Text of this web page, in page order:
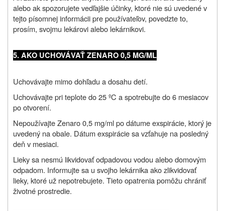
alebo ak spozorujete vedľajšie účinky, ktoré nie sú uvedené v
tejto písomnej informácii pre používateľov, povedzte to,
prosím, svojmu lekárovi alebo lekárnikovi.
5. AKO UCHOVÁVAŤ ZENARO 0,5 MG/ML
Uchovávajte mimo dohľadu a dosahu detí.
Uchovávajte pri teplote do 25 ºC a spotrebujte do 6 mesiacov
po otvorení.
Nepoužívajte Zenaro 0,5 mg/ml po dátume exspirácie, ktorý je
uvedený na obale. Dátum exspirácie sa vzťahuje na posledný
deň v mesiaci.
Lieky sa nesmú likvidovať odpadovou vodou alebo domovým
odpadom. Informujte sa u svojho lekárnika ako zlikvidovať
lieky, ktoré už nepotrebujete. Tieto opatrenia pomôžu chrániť
životné prostredie.